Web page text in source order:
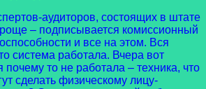
аудиторов, состоящих в штате
– подписывается комиссионный
и все на этом. Вся
система работала. Вчера вот
почему то не работала – техника, что
сделать физическому лицу-